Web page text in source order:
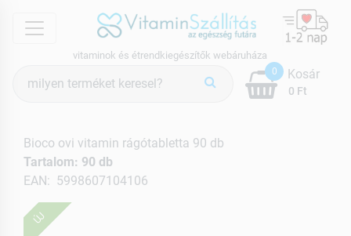
menu
vitaminok és étrendkiegészítők webáruháza
keresés
0
0 Ft
Kosár
ÚJ
Bioco ovi vitamin rágótabletta 90 db
Tartalom: 90 db
EAN: 5998607104106